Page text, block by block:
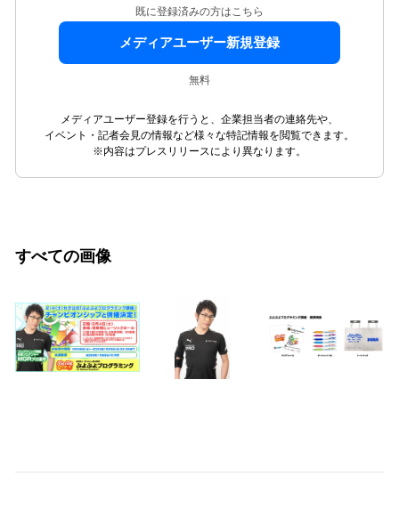
既に登録済みの方はこちら
メディアユーザー新規登録
無料
メディアユーザー登録を行うと、企業担当者の連絡先や、
イベント・記者会見の情報など様々な特記情報を閲覧できます。
※内容はプレスリリースにより異なります。
すべての画像